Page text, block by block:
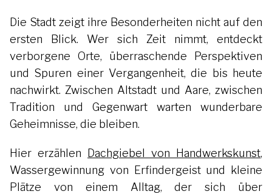
Die Stadt zeigt ihre Besonderheiten nicht auf den
ersten Blick. Wer sich Zeit nimmt, entdeckt
verborgene Orte, überraschende Perspektiven
und Spuren einer Vergangenheit, die bis heute
nachwirkt. Zwischen Altstadt und Aare, zwischen
Tradition und Gegenwart warten wunderbare
Geheimnisse, die bleiben.
Hier erzählen Dachgiebel von Handwerkskunst,
Wassergewinnung von Erfindergeist und kleine
Plätze von einem Alltag, der sich über